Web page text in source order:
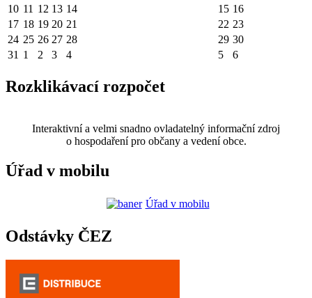
10 11 12 13 14 15 16
17 18 19 20 21 22 23
24 25 26 27 28 29 30
31 1 2 3 4 5 6
Rozklikávací rozpočet
Interaktivní a velmi snadno ovladatelný informační zdroj
o hospodaření pro občany a vedení obce.
Úřad v mobilu
Úřad v mobilu
Odstávky ČEZ